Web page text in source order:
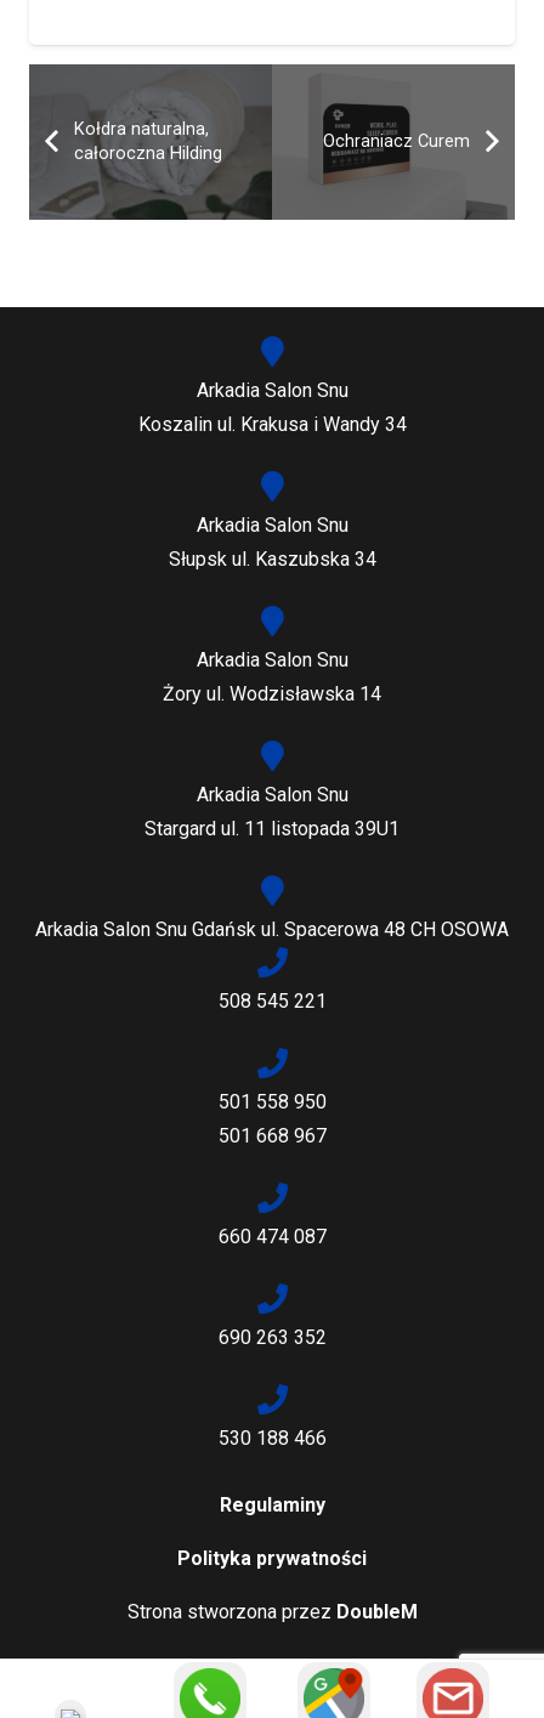
Kołdra naturalna,
całoroczna Hilding
Ochraniacz Curem
Arkadia Salon Snu
Koszalin ul. Krakusa i Wandy 34
Arkadia Salon Snu
Słupsk ul. Kaszubska 34
Arkadia Salon Snu
Żory ul. Wodzisławska 14
Arkadia Salon Snu
Stargard ul. 11 listopada 39U1
Arkadia Salon Snu Gdańsk ul. Spacerowa 48 CH OSOWA
508 545 221
501 558 950
501 668 967
660 474 087
690 263 352
530 188 466
Regulaminy
Polityka prywatności
Strona stworzona przez DoubleM